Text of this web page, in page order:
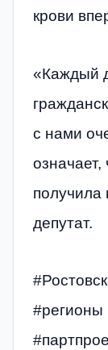
крови
«Каждый
с нами
означает,
депутат.
#регионы